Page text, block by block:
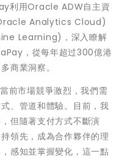
利用Oracle ADW自主資
Analytics Cloud)
Learning)，深入瞭解
，從每年超过300億港
商業洞察。
前市場競爭激烈，我們需
、管道和體驗。目前，我
但隨著支付方式不斷演
領先，成為合作夥伴的理
感知並掌握變化，這一點